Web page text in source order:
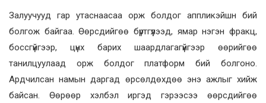
Залуучууд гар утаснаасаа орж болдог аппликэйшн бий
болгож байгаа. Өөрсдийгөө бүртгүүлээд, ямар нэгэн фракц,
боссгүйгээр, цүнх барих шаардлагагүйгээр өөрийгөө
танилцуулаад орж болдог платформ бий болгоно.
Ардчилсан намын даргад өрсөлдөхдөө энэ ажлыг хийж
байсан. Өөрөөр хэлбэл иргэд гэрээсээ өөрсдийгөө